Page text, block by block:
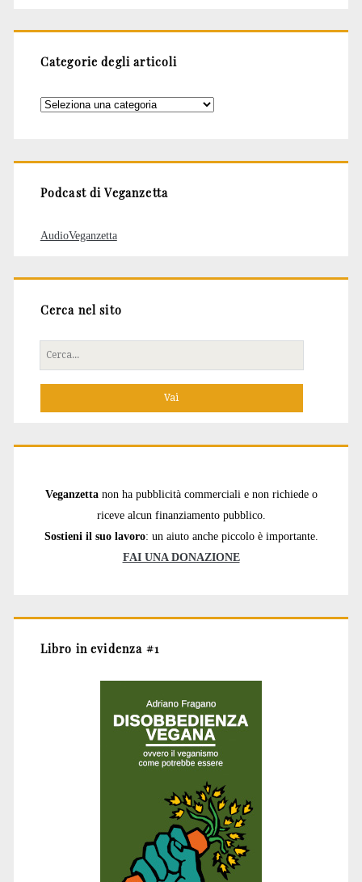
Categorie degli articoli
Categorie
Podcast di Veganzetta
AudioVeganzetta
Cerca nel sito
Cerca
per:
Veganzetta non ha pubblicità commerciali e non richiede o
riceve alcun finanziamento pubblico.
Sostieni il suo lavoro: un aiuto anche piccolo è importante.
FAI UNA DONAZIONE
Libro in evidenza #1